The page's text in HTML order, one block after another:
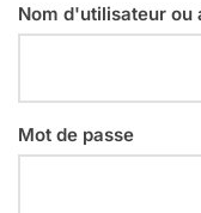
Nom d'utilisateur ou
Mot de passe